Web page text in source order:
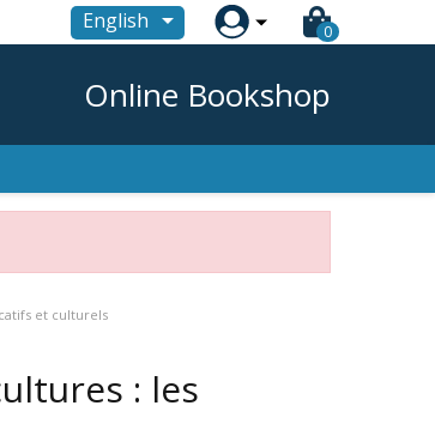
English  0
Online Bookshop
et culturels
: les